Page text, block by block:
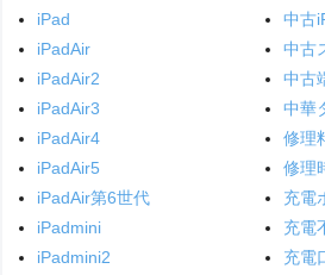
iPad
iPadAir
iPadAir2
iPadAir3
iPadAir4
iPadAir5
iPadAir第6世代
iPadmini
iPadmini2
中古
中古
中古
中華
修理
修理
充電
充電
充電